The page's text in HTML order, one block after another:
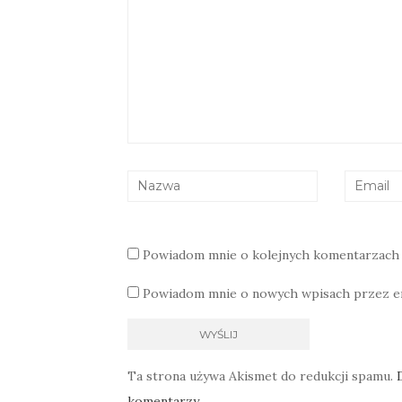
Powiadom mnie o kolejnych
Powiadom mnie o nowych wpisach przez
Ta strona używa Akismet do redukcji spamu.